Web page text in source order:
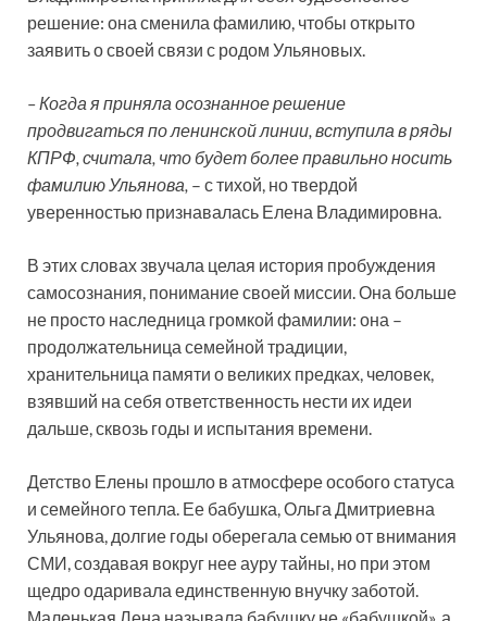
решение: она сменила фамилию, чтобы открыто
заявить о своей связи с родом Ульяновых.
– Когда я приняла осознанное решение
продвигаться по ленинской линии, вступила в ряды
КПРФ, считала, что будет более правильно носить
фамилию Ульянова, – с тихой, но твердой
уверенностью признавалась Елена Владимировна.
В этих словах звучала целая история пробуждения
самосознания, понимание своей миссии. Она больше
не просто наследница громкой фамилии: она –
продолжательница семейной традиции,
хранительница памяти о великих предках, человек,
взявший на себя ответственность нести их идеи
дальше, сквозь годы и испытания времени.
Детство Елены прошло в атмосфере особого статуса
и семейного тепла. Ее бабушка, Ольга Дмитриевна
Ульянова, долгие годы оберегала семью от внимания
СМИ, создавая вокруг нее ауру тайны, но при этом
щедро одаривала единственную внучку заботой.